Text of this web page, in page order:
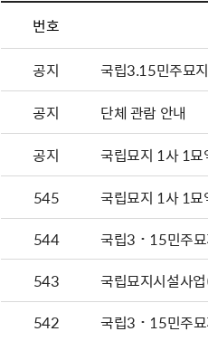
번호
공지
국립3.15민주묘
공지
단체 관람 안내
공지
국립묘지 1사 1묘
545
국립묘지 1사 1묘
544
국립3˙15민주묘
543
국립묘지시설사
542
국립3˙15민주묘